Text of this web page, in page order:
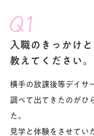
入職のきっかけ
教えてください。
横手の放課後等デイサ
調べて出てきたのがひ
た。
見学と体験をさせてい